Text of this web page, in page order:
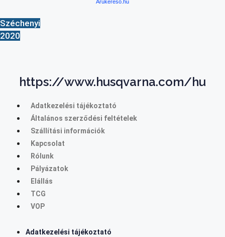
Árukereső.hu
Széchenyi
2020
https://www.husqvarna.com/hu
Adatkezelési tájékoztató
Általános szerződési feltételek
Szállítási információk
Kapcsolat
Rólunk
Pályázatok
Elállás
TCG
VOP
Adatkezelési tájékoztató